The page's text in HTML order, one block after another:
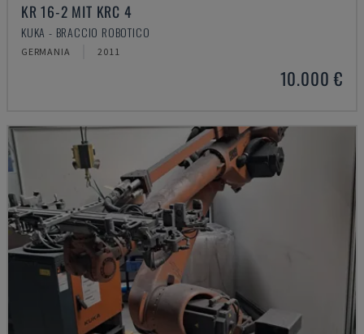
KR 16-2 MIT KRC 4
KUKA - BRACCIO ROBOTICO
GERMANIA 2011
10.000 €